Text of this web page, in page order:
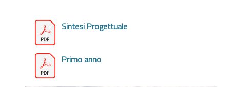
Sintesi Progettuale
Primo anno